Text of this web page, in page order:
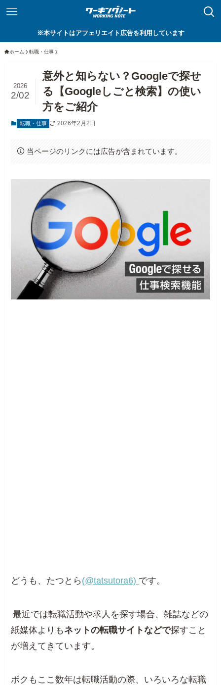
※本サイトはアフェリエイト広告を利用しています
ホーム 転職・仕事
意外と知らない？Googleで探せ
る【Googleしごと検索】の使い
方をご紹介
2026
2/02
転職・仕事 2026年2月2日
当ページのリンクには広告が含まれています。
どうも、たつとら (@tatsutora6) です。
最近では転職活動や求人を探す場合、雑誌などの
紙媒体よりも ネットの転職サイトなどで探すこと
が増えてきています。
ボクもここ数年は転職活動の際、いろいろな転職